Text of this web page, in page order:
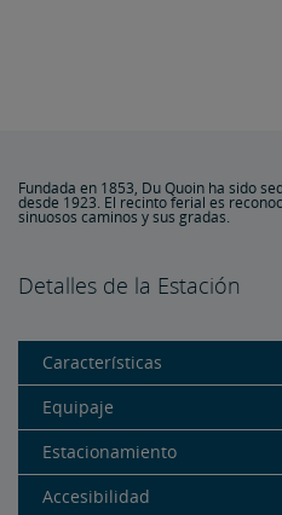
Fundada en 1853, Du Quoin ha sido
desde 1923. El recinto ferial es
sinuosos caminos y sus gradas.
Detalles de la Estación
Características
Equipaje
Estacionamiento
Accesibilidad